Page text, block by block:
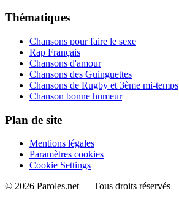
Thématiques
Chansons pour faire le sexe
Rap Français
Chansons d'amour
Chansons des Guinguettes
Chansons de Rugby et 3ème mi-temps
Chanson bonne humeur
Plan de site
Mentions légales
Paramètres cookies
Cookie Settings
© 2026 Paroles.net — Tous droits réservés